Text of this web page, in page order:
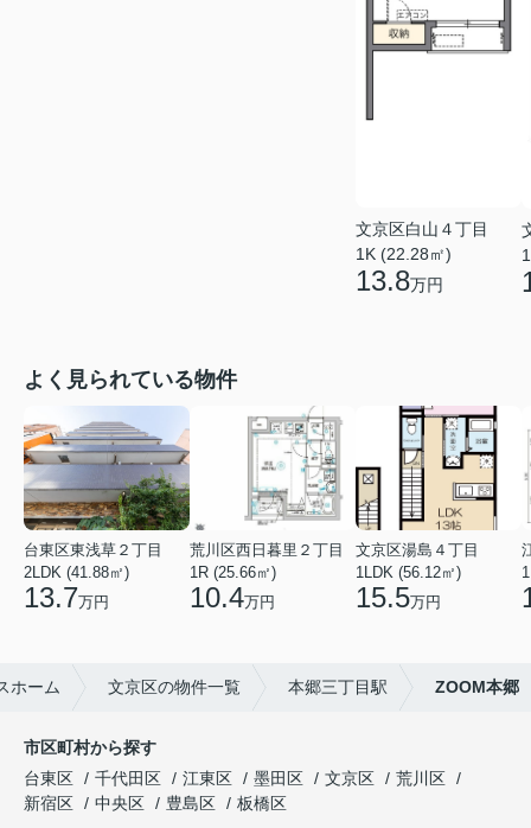
文京区白山４丁目
1K (22.28㎡)
13.8万円
よく見られている物件
台東区東浅草２丁目
2LDK (41.88㎡)
13.7万円
荒川区西日暮里２丁目
1R (25.66㎡)
10.4万円
文京区湯島４丁目
1LDK (56.12㎡)
15.5万円
ホーム 文京区の物件一覧 本郷三丁目駅 ZOOM本郷
市区町村から探す
台東区
千代田区 江東区 墨田区 文京区
荒川区
新宿区
中央区 豊島区
板橋区